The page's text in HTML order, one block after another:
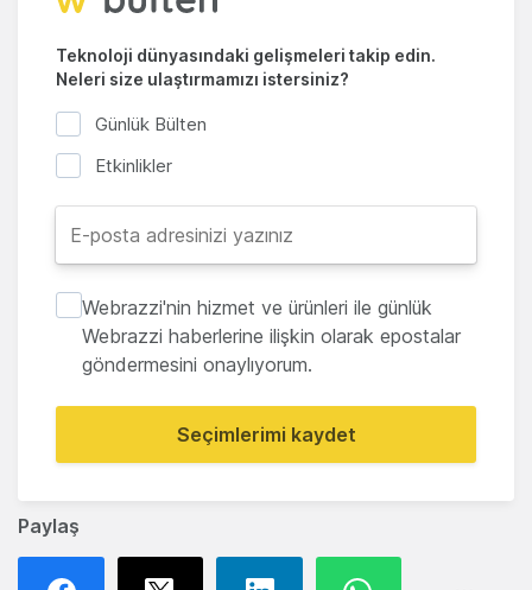
Paylaş
Teknoloji dünyasındaki gelişmeleri takip edin.
Neleri size ulaştırmamızı istersiniz?
Günlük Bülten
Etkinlikler
Webrazzi'nin hizmet ve ürünleri ile günlük
Webrazzi haberlerine ilişkin olarak epostalar
göndermesini onaylıyorum.
Seçimlerimi kaydet